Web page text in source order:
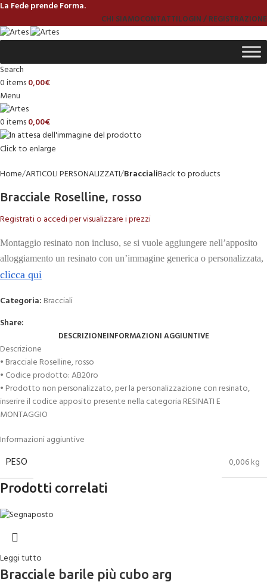
La Fede prende Forma.
CHI SIAMOCONTATTILOGIN / REGISTRAZIONE
Search
0items0,00€
Menu
0items0,00€
Click to enlarge
Home ARTICOLI PERSONALIZZATI BraccialiBack to products
Bracciale Roselline, rosso
Registrati o accedi per visualizzare i prezzi
Montaggio resinato non incluso, se si vuole aggiungere nell’apposito
alloggiamento un resinato con un’immagine generica o personalizzata,
clicca qui
Categoria: Bracciali
Share:
DESCRIZIONEINFORMAZIONI AGGIUNTIVE
Descrizione
• Bracciale Roselline, rosso
• Codice prodotto: AB20ro
• Prodotto non personalizzato, per la personalizzazione con resinato,
inserire il codice apposito presente nella categoria RESINATI E
MONTAGGIO
Informazioni aggiuntive
PESO 0,006 kg
Prodotti correlati
Leggi tutto
Bracciale barile più cubo arg